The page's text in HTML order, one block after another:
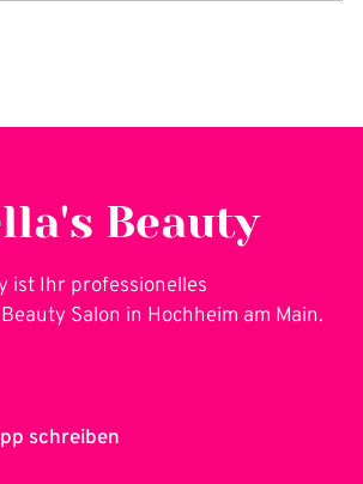
Beauty
ist Ihr professionelles
Salon in Hochheim am Main.
schreiben